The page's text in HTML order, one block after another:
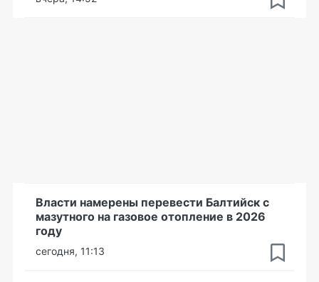
Власти намерены перевести Балтийск с
мазутного на газовое отопление в 2026
году
сегодня, 11:13